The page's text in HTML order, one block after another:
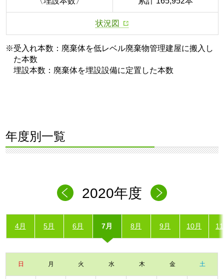
状況図
※受入れ本数：廃棄体を低レベル廃棄物管理建屋に搬入し
た本数
埋設本数：廃棄体を埋設設備に定置した本数
年度別一覧
2020年度
4月 5月 6月 7月 8月 9月 10月
日 月 火 水 木 金 土